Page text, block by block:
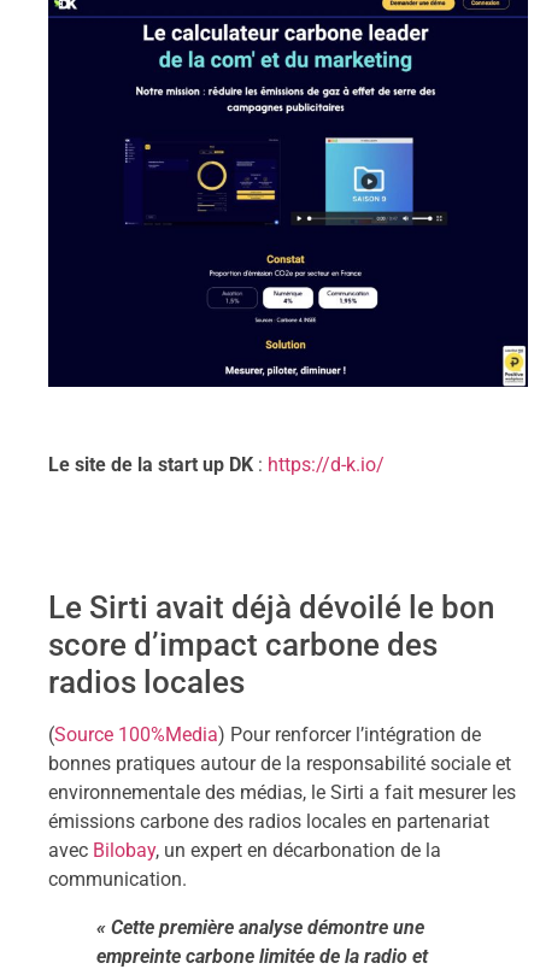
Le site de la start up DK : https://d-k.io/
Le Sirti avait déjà dévoilé le bon
score d’impact carbone des
radios locales
(Source 100%Media) Pour renforcer l’intégration de
bonnes pratiques autour de la responsabilité sociale et
environnementale des médias, le Sirti a fait mesurer les
émissions carbone des radios locales en partenariat
avec Bilobay, un expert en décarbonation de la
communication.
« Cette première analyse démontre une
empreinte carbone limitée de la radio et